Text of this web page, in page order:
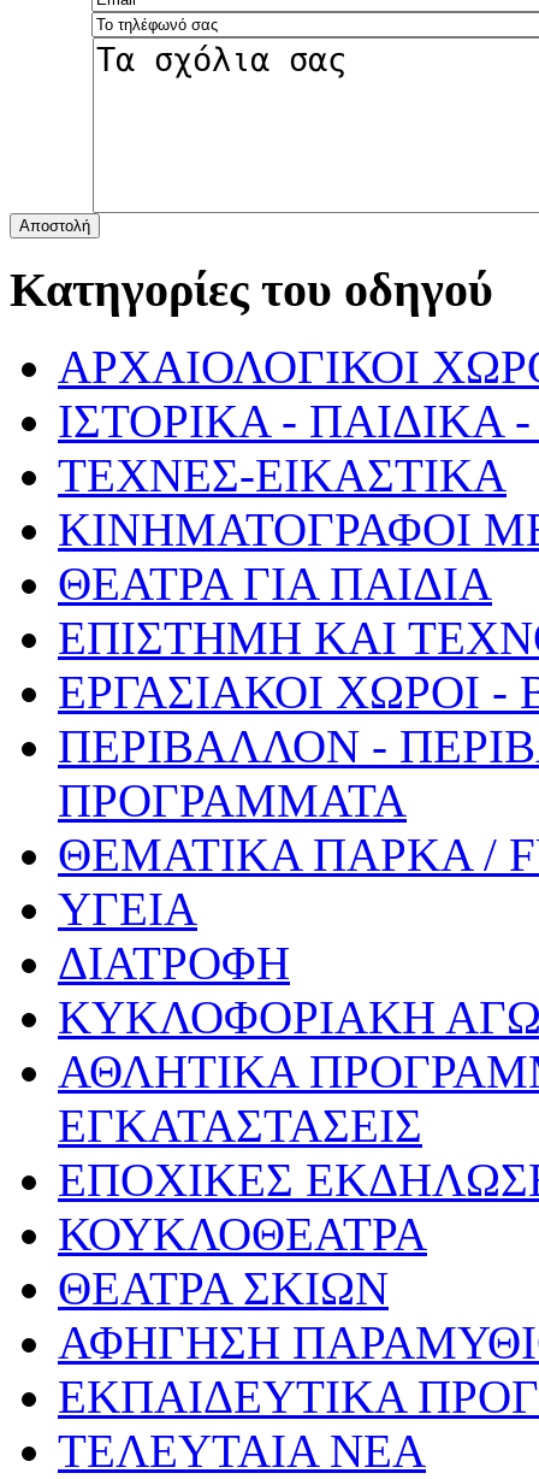
Αποστολή
Κατηγορίες του οδηγού
ΑΡΧΑΙΟΛΟΓΙΚΟΙ
ΙΣΤΟΡΙΚΑ -
ΤΕΧΝΕΣ-ΕΙΚΑΣΤΙΚΑ
ΚΙΝΗΜΑΤΟΓΡΑΦΟΙ
ΘΕΑΤΡΑ ΓΙΑ ΠΑΙΔΙΑ
ΕΠΙΣΤΗΜΗ ΚΑΙ
ΕΡΓΑΣΙΑΚΟΙ ΧΩΡΟΙ
ΠΕΡΙΒΑΛΛΟΝ -
ΠΡΟΓΡΑΜΜΑΤΑ
ΘΕΜΑΤΙΚΑ ΠΑΡΚΑ /
ΥΓΕΙΑ
ΔΙΑΤΡΟΦΗ
ΚΥΚΛΟΦΟΡΙΑΚΗ
ΑΘΛΗΤΙΚΑ
ΕΓΚΑΤΑΣΤΑΣΕΙΣ
ΕΠΟΧΙΚΕΣ
ΚΟΥΚΛΟΘΕΑΤΡΑ
ΘΕΑΤΡΑ ΣΚΙΩΝ
ΑΦΗΓΗΣΗ
ΕΚΠΑΙΔΕΥΤΙΚΑ
ΤΕΛΕΥΤΑΙΑ ΝΕΑ